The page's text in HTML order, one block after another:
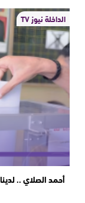
الداخلة نيوز TV
أحمد الصلاي ..